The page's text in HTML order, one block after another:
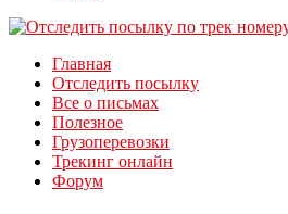
Главная
Отследить посылку
Все о письмах
Полезное
Грузоперевозки
Трекинг онлайн
Форум